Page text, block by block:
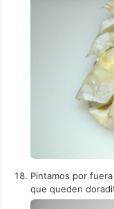
Pintamos por
que queden